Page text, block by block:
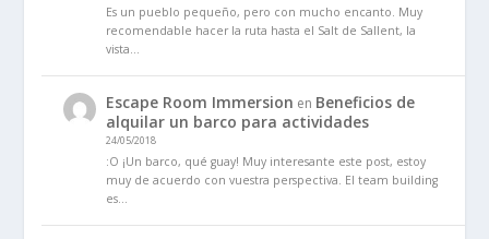
Es un pueblo pequeño, pero con mucho encanto. Muy
recomendable hacer la ruta hasta el Salt de Sallent, la
vista…
Escape Room Immersion en Beneficios de
alquilar un barco para actividades
24/05/2018
:O ¡Un barco, qué guay! Muy interesante este post, estoy
muy de acuerdo con vuestra perspectiva. El team building
es…